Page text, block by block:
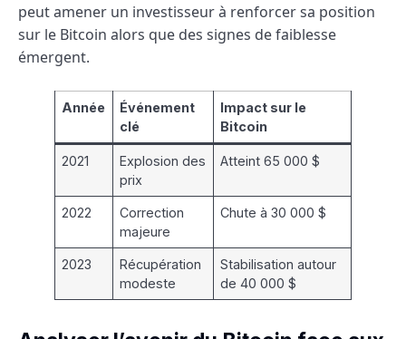
peut amener un investisseur à renforcer sa position
sur le Bitcoin alors que des signes de faiblesse
émergent.
Année
Événement
clé
Impact sur le
Bitcoin
2021
Explosion des
prix
Atteint 65 000 $
2022
Correction
majeure
Chute à 30 000 $
2023
Récupération
modeste
Stabilisation autour
de 40 000 $